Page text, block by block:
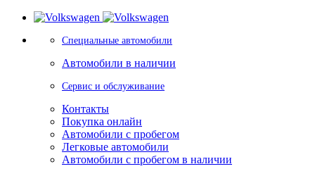
Специальные автомобили
Автомобили в наличии
Сервис и обслуживание
Контакты
Покупка онлайн
Автомобили с пробегом
Легковые автомобили
Автомобили с пробегом в наличии